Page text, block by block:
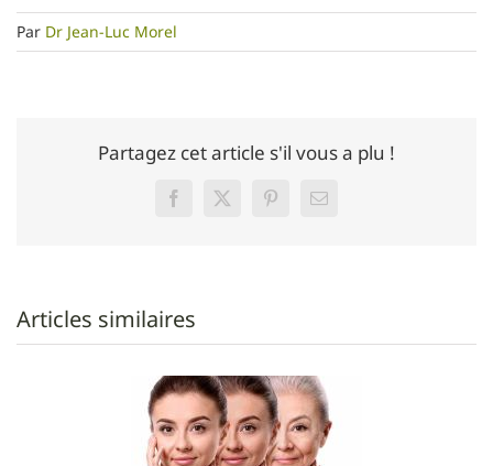
Par Dr Jean-Luc Morel
Partagez cet article s'il vous a plu !
FacebookTwitterPinterestEmail
Articles similaires